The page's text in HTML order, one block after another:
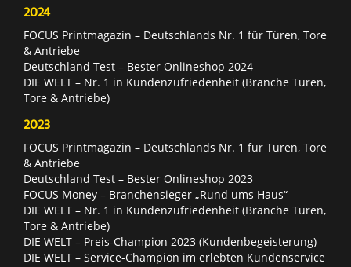
2024
FOCUS Printmagazin – Deutschlands Nr. 1 für Türen, Tore
& Antriebe
Deutschland Test – Bester Onlineshop 2024
DIE WELT – Nr. 1 in Kundenzufriedenheit (Branche Türen,
Tore & Antriebe)
2023
FOCUS Printmagazin – Deutschlands Nr. 1 für Türen, Tore
& Antriebe
Deutschland Test – Bester Onlineshop 2023
FOCUS Money – Branchensieger „Rund ums Haus“
DIE WELT – Nr. 1 in Kundenzufriedenheit (Branche Türen,
Tore & Antriebe)
DIE WELT – Preis-Champion 2023 (Kundenbegeisterung)
DIE WELT – Service-Champion im erlebten Kundenservice